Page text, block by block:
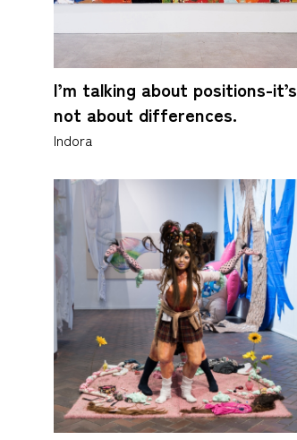
I’m talking about positions-it’s
not about differences.
Indora